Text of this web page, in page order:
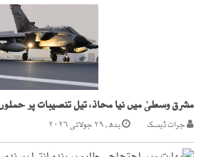
جرات ڈیسک بدھ, ۲۹ جولائی ۲۰۲۶